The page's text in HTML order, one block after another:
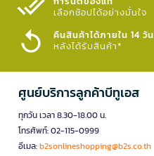
เลือกช้อปได้อย่างมั่นใจ​
คืนสินค้าได้ภายใน 14 วัน
หลังได้รับสินค้า*
ศูนย์บริการลูกค้าบีทูเอส
ทุกวัน เวลา 8.30-18.00 น.
โทรศัพท์: 02-115-0999
อีเมล:b2sonlineshopping@b2s.co.th